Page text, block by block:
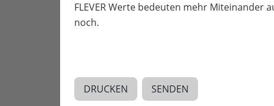
FLEVER Werte bedeuten mehr Miteinander
noch.
DRUCKEN SENDEN